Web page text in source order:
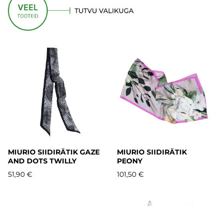
MIURIO SIIDIRÄTIK GAZE
AND DOTS TWILLY
51,90 €
MIURIO SIIDIRÄTIK
PEONY
101,50 €